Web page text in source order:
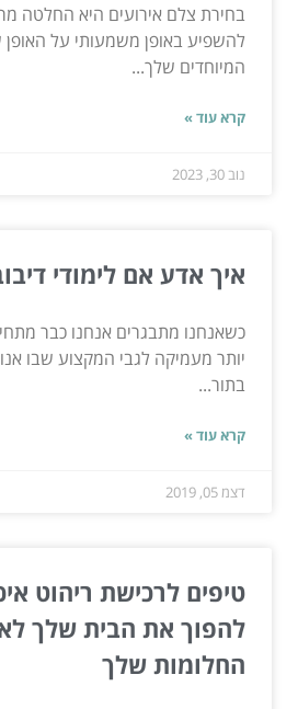
בחירת צלם אירועים היא החלטה
להשפיע באופן משמעותי על האופן
המיוחדים שלך...
קרא עוד »
נוב 30, 2023
איך אדע אם לימודי
כשאנחנו מתבגרים אנחנו כבר
יותר מעמיקה לגבי המקצוע שבו
בתור...
קרא עוד »
דצמ 05, 2019
טיפים לרכישת ריהוט
להפוך את הבית שלך
החלומות שלך